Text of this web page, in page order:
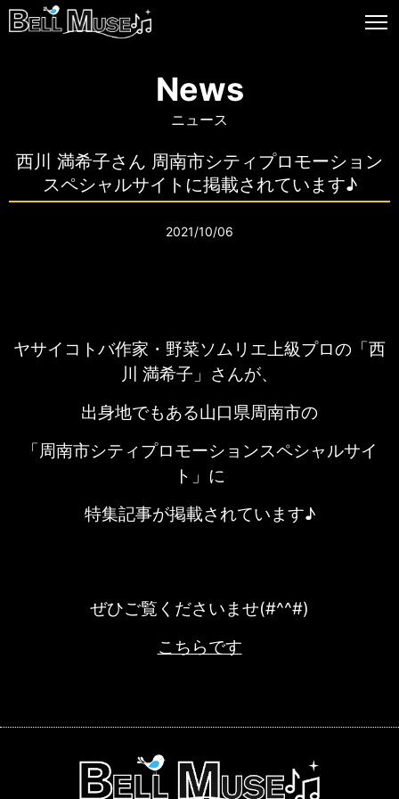
News
ニュース
西川 満希子さん 周南市シティプロモーション
スペシャルサイトに掲載されています♪
2021/10/06
ヤサイコトバ作家・野菜ソムリエ上級プロの「西
川 満希子」さんが、
出身地でもある山口県周南市の
「周南市シティプロモーションスペシャルサイ
ト」に
特集記事が掲載されています♪
ぜひご覧くださいませ(#^^#)
こちらです